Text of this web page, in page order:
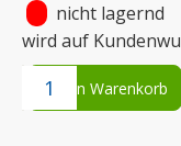
nicht lagernd
wird auf
Produkt Anzahl: Gib
In den Warenkorb